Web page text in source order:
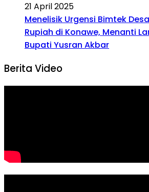
21 April 2025
Menelisik Urgensi Bimtek
Rupiah di Konawe, Menanti
Bupati Yusran Akbar
Berita Video